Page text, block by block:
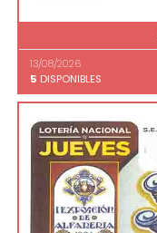
13/08/2026
5 DISPONIBLES